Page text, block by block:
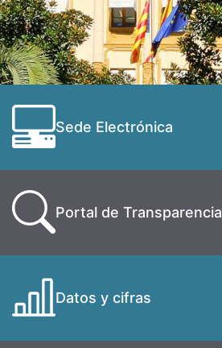
Sede Electrónica
Portal de Transparencia
Datos y cifras